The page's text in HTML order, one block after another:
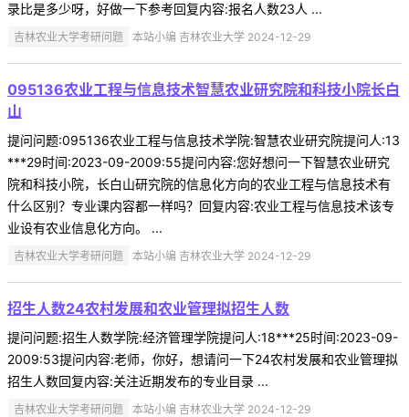
录比是多少呀，好做一下参考回复内容:报名人数23人 ...
吉林农业大学考研问题 本站小编 吉林农业大学 2024-12-29
095136农业工程与信息技术智慧农业研究院和科技小院长白
山
提问问题:095136农业工程与信息技术学院:智慧农业研究院提问人:13
***29时间:2023-09-2009:55提问内容:您好想问一下智慧农业研究
院和科技小院，长白山研究院的信息化方向的农业工程与信息技术有
什么区别？专业课内容都一样吗？回复内容:农业工程与信息技术该专
业设有农业信息化方向。 ...
吉林农业大学考研问题 本站小编 吉林农业大学 2024-12-29
招生人数24农村发展和农业管理拟招生人数
提问问题:招生人数学院:经济管理学院提问人:18***25时间:2023-09-
2009:53提问内容:老师，你好，想请问一下24农村发展和农业管理拟
招生人数回复内容:关注近期发布的专业目录 ...
吉林农业大学考研问题 本站小编 吉林农业大学 2024-12-29